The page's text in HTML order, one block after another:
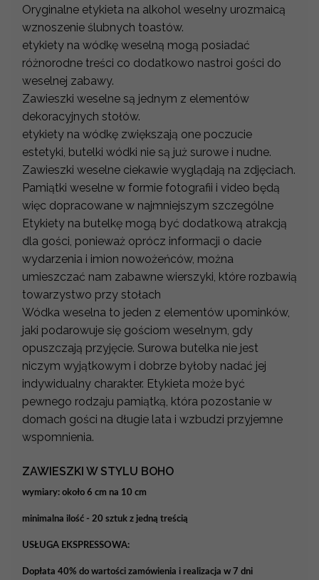
Oryginalne etykieta na alkohol weselny urozmaicą
wznoszenie ślubnych toastów.
etykiety na wódkę weselną mogą posiadać
różnorodne treści co dodatkowo nastroi gości do
weselnej zabawy.
Zawieszki weselne są jednym z elementów
dekoracyjnych stołów.
etykiety na wódkę zwiększają one poczucie
estetyki, butelki wódki nie są już surowe i nudne.
Zawieszki weselne ciekawie wyglądają na zdjęciach.
Pamiątki weselne w formie fotografii i video będą
więc dopracowane w najmniejszym szczególne
Etykiety na butelkę mogą być dodatkową atrakcją
dla gości, ponieważ oprócz informacji o dacie
wydarzenia i imion nowożeńców, można
umieszczać nam zabawne wierszyki, które rozbawią
towarzystwo przy stołach
Wódka weselna to jeden z elementów upominków,
jaki podarowuje się gościom weselnym, gdy
opuszczają przyjęcie. Surowa butelka nie jest
niczym wyjątkowym i dobrze byłoby nadać jej
indywidualny charakter. Etykieta może być
pewnego rodzaju pamiątką, która pozostanie w
domach gości na długie lata i wzbudzi przyjemne
wspomnienia.
ZAWIESZKI W STYLU BOHO
wymiary: około 6 cm na 10 cm
minimalna ilość - 20 sztuk z jedną treścią
USŁUGA EKSPRESSOWA:
Dopłata 40% do wartości zamówienia i realizacja w 7 dni